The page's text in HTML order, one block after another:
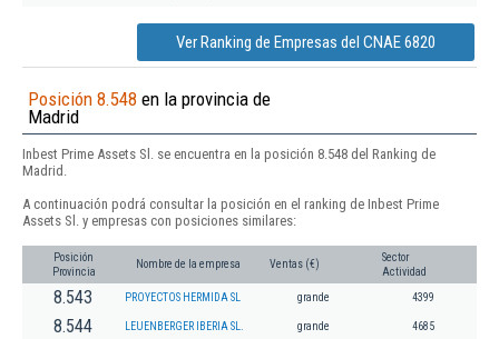
Ver Ranking de Empresas del CNAE 6820
Posición 8.548 en la provincia de
Madrid
Inbest Prime Assets Sl. se encuentra en la posición 8.548 del Ranking de
Madrid.
A continuación podrá consultar la posición en el ranking de Inbest Prime
Assets Sl. y empresas con posiciones similares:
Posición
Provincia
Nombre de la empresa Ventas (€)
Sector
Actividad
8.543 PROYECTOS HERMIDA SL grande 4399
8.544 LEUENBERGER IBERIA SL. grande 4685